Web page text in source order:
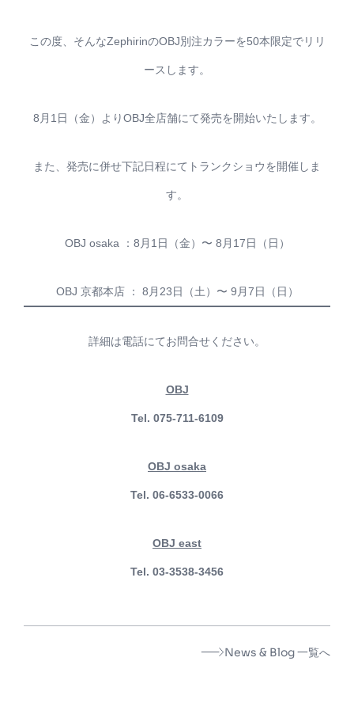
この度、そんなZephirinのOBJ別注カラーを50本限定でリリ
ースします。
8月1日（金）よりOBJ全店舗にて発売を開始いたします。
また、発売に併せ下記日程にてトランクショウを開催しま
す。
OBJ osaka ：8月1日（金）〜 8月17日（日）
OBJ 京都本店 ： 8月23日（土）〜 9月7日（日）
詳細は電話にてお問合せください。
OBJ
Tel. 075-711-6109
OBJ osaka
Tel. 06-6533-0066
OBJ east
Tel. 03-3538-3456
News & Blog 一覧へ